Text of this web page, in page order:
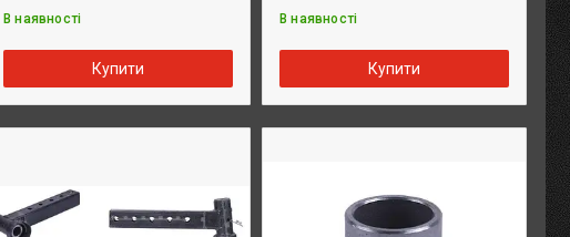
В наявності
Купити
В наявності
Купити